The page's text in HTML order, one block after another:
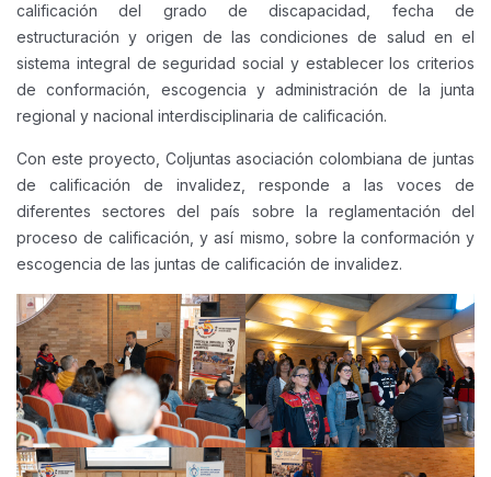
calificación del grado de discapacidad, fecha de
estructuración y origen de las condiciones de salud en el
sistema integral de seguridad social y establecer los criterios
de conformación, escogencia y administración de la junta
regional y nacional interdisciplinaria de calificación.
Con este proyecto, Coljuntas asociación colombiana de juntas
de calificación de invalidez, responde a las voces de
diferentes sectores del país sobre la reglamentación del
proceso de calificación, y así mismo, sobre la conformación y
escogencia de las juntas de calificación de invalidez.